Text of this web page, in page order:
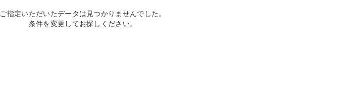
ご指定いただいたデータは見つかりませんでした。
条件を変更してお探しください。